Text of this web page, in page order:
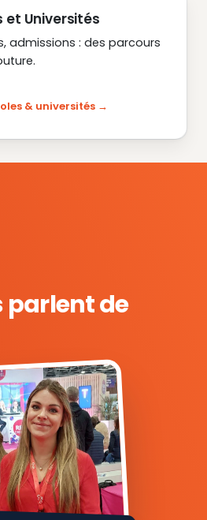
et Universités
admissions : des parcours
& universités
parlent de